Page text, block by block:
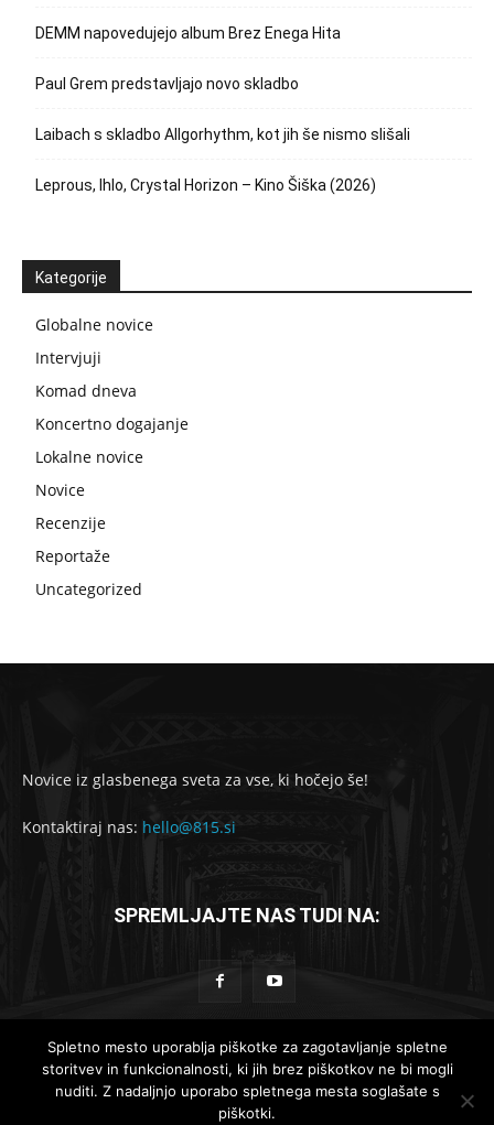
DEMM napovedujejo album Brez Enega Hita
Paul Grem predstavljajo novo skladbo
Laibach s skladbo Allgorhythm, kot jih še nismo slišali
Leprous, Ihlo, Crystal Horizon – Kino Šiška (2026)
Kategorije
Globalne novice
Intervjuji
Komad dneva
Koncertno dogajanje
Lokalne novice
Novice
Recenzije
Reportaže
Uncategorized
Novice iz glasbenega sveta za vse, ki hočejo še!
Kontaktiraj nas: hello@815.si
SPREMLJAJTE NAS TUDI NA:
© 2019-2025 - 815.si
Spletno mesto uporablja piškotke za zagotavljanje spletne
storitvev in funkcionalnosti, ki jih brez piškotkov ne bi mogli
nuditi. Z nadaljnjo uporabo spletnega mesta soglašate s
piškotki.